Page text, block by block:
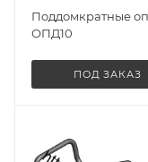
Поддомкратные
ОПД10
ПОД ЗАКАЗ